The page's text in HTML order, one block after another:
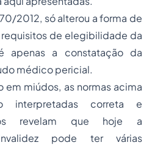
só alterou a forma de
de elegibilidade da
apenas a constatação da
médico pericial.
as normas acima
interpretadas correta e
revelam que hoje a
pode ter várias